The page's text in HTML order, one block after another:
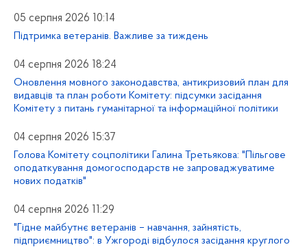
05 серпня 2026 10:14
Підтримка ветеранів. Важливе за тиждень
04 серпня 2026 18:24
Оновлення мовного законодавства, антикризовий план для
видавців та план роботи Комітету: підсумки засідання
Комітету з питань гуманітарної та інформаційної політики
04 серпня 2026 15:37
Голова Комітету соцполітики Галина Третьякова: "Пільгове
оподаткування домогосподарств не запроваджуватиме
нових податків"
04 серпня 2026 11:29
"Гідне майбутнє ветеранів – навчання, зайнятість,
підприємництво": в Ужгороді відбулося засідання круглого